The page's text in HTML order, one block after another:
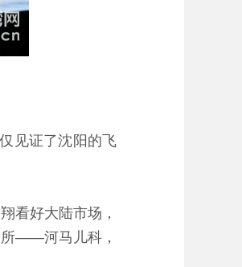
见证了沈阳的飞
看好大陆市场，
所——河马儿科，